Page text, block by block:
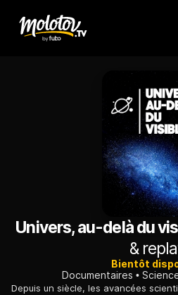
Univers, au-delà du
&
Bientôt
Documentaires